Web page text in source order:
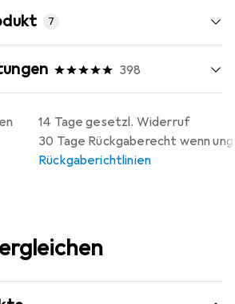
7
398
14 Tage gesetzl. Widerruf
30 Tage Rückgaberecht wenn
Rückgaberichtlinien